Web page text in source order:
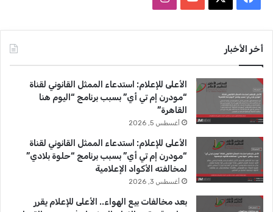
س
ب
و
ك
u
T
u
b
e
ت
ق
ا
م
أخر الأخبار
الأعلى للإعلام: استدعاء الممثل القانوني لقناة
“مودرن إم تي أي” بسبب برنامج “اليوم هنا
القاهرة”
أغسطس 5, 2026
الأعلى للإعلام: استدعاء الممثل القانوني لقناة
“مودرن إم تي أي” بسبب برنامج “حلوة بلادي”
لمخالفته الأكواد الإعلامية
أغسطس 3, 2026
بعد مخالفات بيع الهواء.. الأعلى للإعلام يقرر